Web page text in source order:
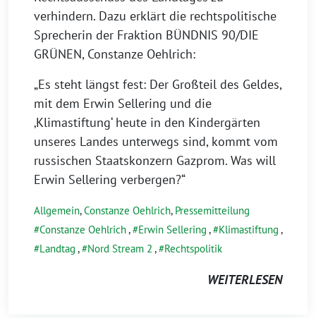
verhindern. Dazu erklärt die rechtspolitische
Sprecherin der Fraktion BÜNDNIS 90/DIE
GRÜNEN, Constanze Oehlrich:
„Es steht längst fest: Der Großteil des Geldes,
mit dem Erwin Sellering und die
‚Klimastiftung‘ heute in den Kindergärten
unseres Landes unterwegs sind, kommt vom
russischen Staatskonzern Gazprom. Was will
Erwin Sellering verbergen?“
Allgemein,Constanze Oehlrich, Pressemitteilung
Constanze Oehlrich, Erwin Sellering , Klimastiftung ,
Landtag , Nord Stream 2 , Rechtspolitik
WEITERLESEN